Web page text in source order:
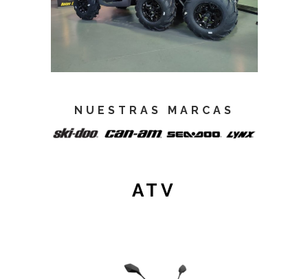
NUESTRAS MARCAS
ATV